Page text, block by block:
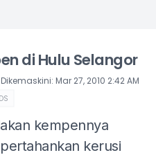
di Hulu Selangor
Dikemaskini: Mar 27, 2010 2:42 AM
kempennya
kerusi